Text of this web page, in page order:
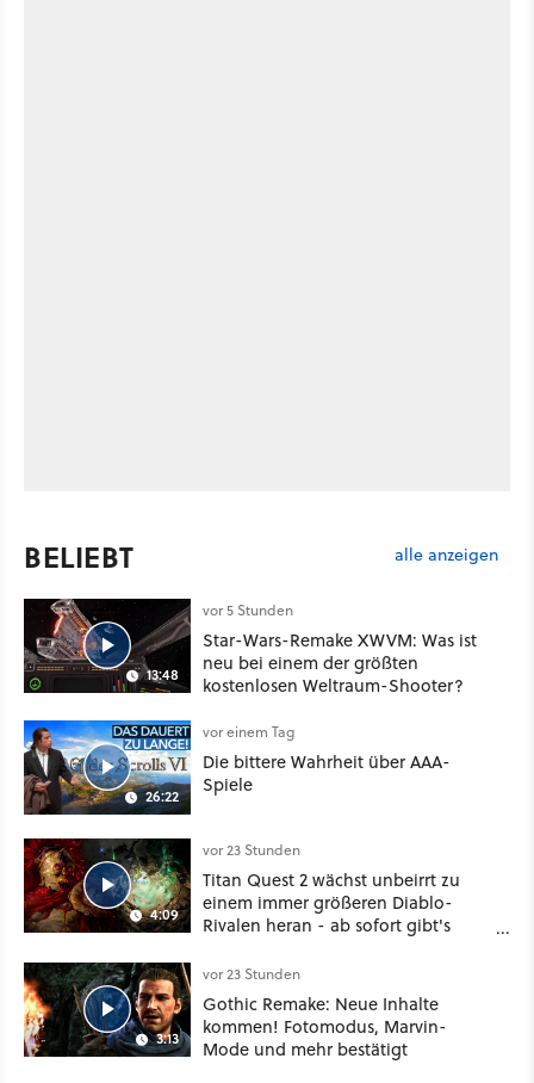
BELIEBT alle anzeigen
13:48
vor 5 Stunden
Star-Wars-Remake XWVM: Was ist
neu bei einem der größten
kostenlosen Weltraum-Shooter?
26:22
vor einem Tag
Die bittere Wahrheit über AAA-
Spiele
4:09
vor 23 Stunden
Titan Quest 2 wächst unbeirrt zu
einem immer größeren Diablo-
Rivalen heran - ab sofort gibt's
Klasse
3:13
vor 23 Stunden
Gothic Remake: Neue Inhalte
kommen! Fotomodus, Marvin-
Mode und mehr bestätigt